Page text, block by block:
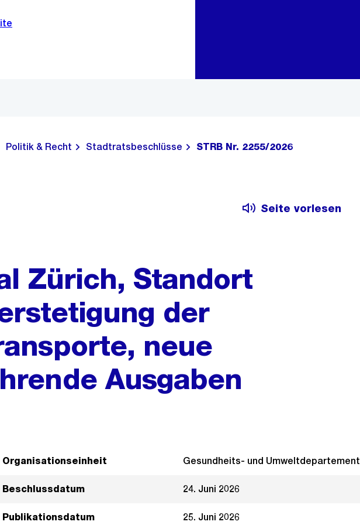
Politik & Recht Stadtratsbeschlüsse STRB Nr. 2255/2026
Seite vorlesen
Zürich, Standort
der
neue
Ausgaben
Organisationseinheit Gesundheits- und Umweltdepartement
Beschlussdatum 24. Juni 2026
Publikationsdatum 25. Juni 2026